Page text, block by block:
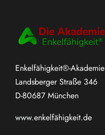
Enkelfähigkeit®-Akademie
Landsberger Straße 346
D-80687 München
www.enkelfähigkeit.de